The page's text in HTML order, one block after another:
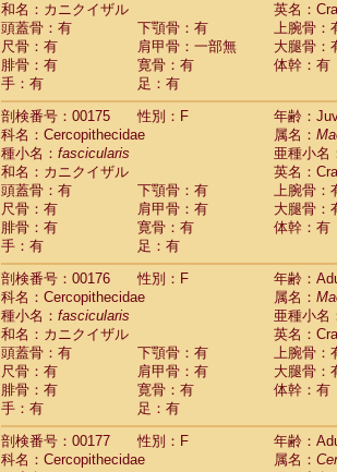
和名：カニクイザル
英名：
頭蓋骨：有
下顎骨：有
上腕骨：
尺骨：有
肩甲骨：一部無
大腿骨：
腓骨：有
寛骨：有
体幹：有
手：有
足：有
剖検番号：00175
性別：F
年齢：
科名：Cercopithecidae
属名：
種小名： fascicularis
亜種小名
和名：カニクイザル
英名：
頭蓋骨：有
下顎骨：有
上腕骨：
尺骨：有
肩甲骨：有
大腿骨：
腓骨：有
寛骨：有
体幹：有
手：有
足：有
剖検番号：00176
性別：F
年齢：
科名：Cercopithecidae
属名：
種小名： fascicularis
亜種小名
和名：カニクイザル
英名：
頭蓋骨：有
下顎骨：有
上腕骨：
尺骨：有
肩甲骨：有
大腿骨：
腓骨：有
寛骨：有
体幹：有
手：有
足：有
剖検番号：00177
性別：F
年齢：
科名：Cercopithecidae
属名：